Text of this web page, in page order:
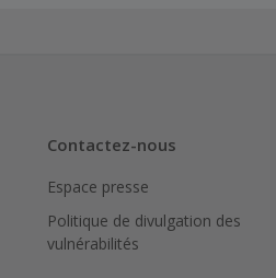
Contactez-nous
Espace presse
Politique de divulgation des
vulnérabilités